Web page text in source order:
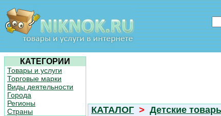
КАТЕГОРИИ
Товары и услуги
Торговые марки
Виды деятельности
Города
Регионы
Страны
КАТАЛОГ > Детские